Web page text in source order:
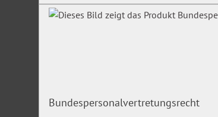
Bundespersonalvertretungsrecht